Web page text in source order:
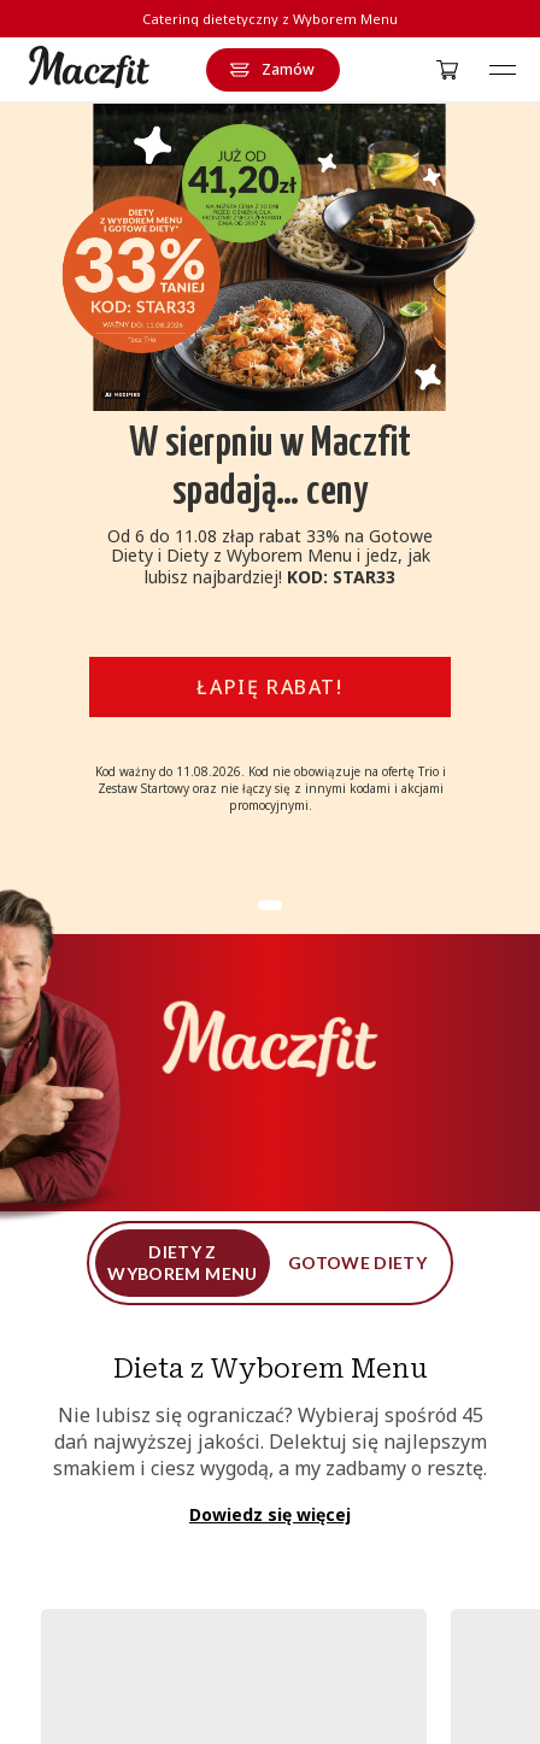
Catering dietetyczny z Wyborem Menu
Zamów
W sierpniu w Maczfit
spadają… ceny
Od 6 do 11.08 złap rabat 33% na Gotowe
Diety i Diety z Wyborem Menu i jedz, jak
lubisz najbardziej! KOD: STAR33
ŁAPIĘ RABAT!
Kod ważny do 11.08.2026. Kod nie obowiązuje na ofertę Trio i
Zestaw Startowy oraz nie łączy się z innymi kodami i akcjami
promocyjnymi.
GOTOWE DIETY
DIETY Z
WYBOREM MENU
Dieta z Wyborem Menu
Nie lubisz się ograniczać? Wybieraj spośród 45
dań najwyższej jakości. Delektuj się najlepszym
smakiem i ciesz wygodą, a my zadbamy o resztę.
Dowiedz się więcej